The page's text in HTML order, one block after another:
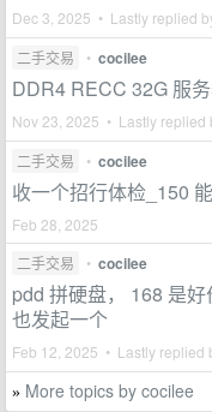
Dec 3, 2025 • Lastly replied
二手交易 • cocilee
DDR4 RECC 32G 服
Nov 23, 2025 • Lastly replied
二手交易 • cocilee
收一个招行体检_150
Feb 28, 2025
二手交易
• cocilee
pdd 拼硬盘， 168 是
也发起一个
Feb 12, 2025 • Lastly replied
» More topics by cocilee